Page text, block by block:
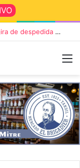
Die Toten Hosen llega a Tandil en su gira de despedida «Fútbol, Asado, Vino y Adiós Amigos»